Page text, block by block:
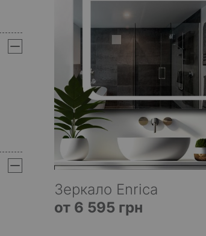
Зеркало Enrica
от 6 595 грн